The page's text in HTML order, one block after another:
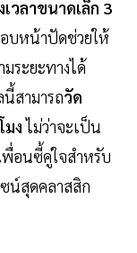
วลาขนาดเล็ก 3
อบหน้าปัดช่วยให้
ระยะทางได้
นี้สามารถวัด
มงไม่ว่าจะเป็น
พื่อนซี้คู่ใจสำหรับ
น์สุดคลาสสิก